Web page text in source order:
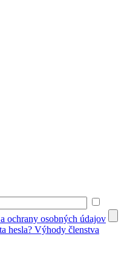
ochrany osobných údajov
hesla? Výhody členstva